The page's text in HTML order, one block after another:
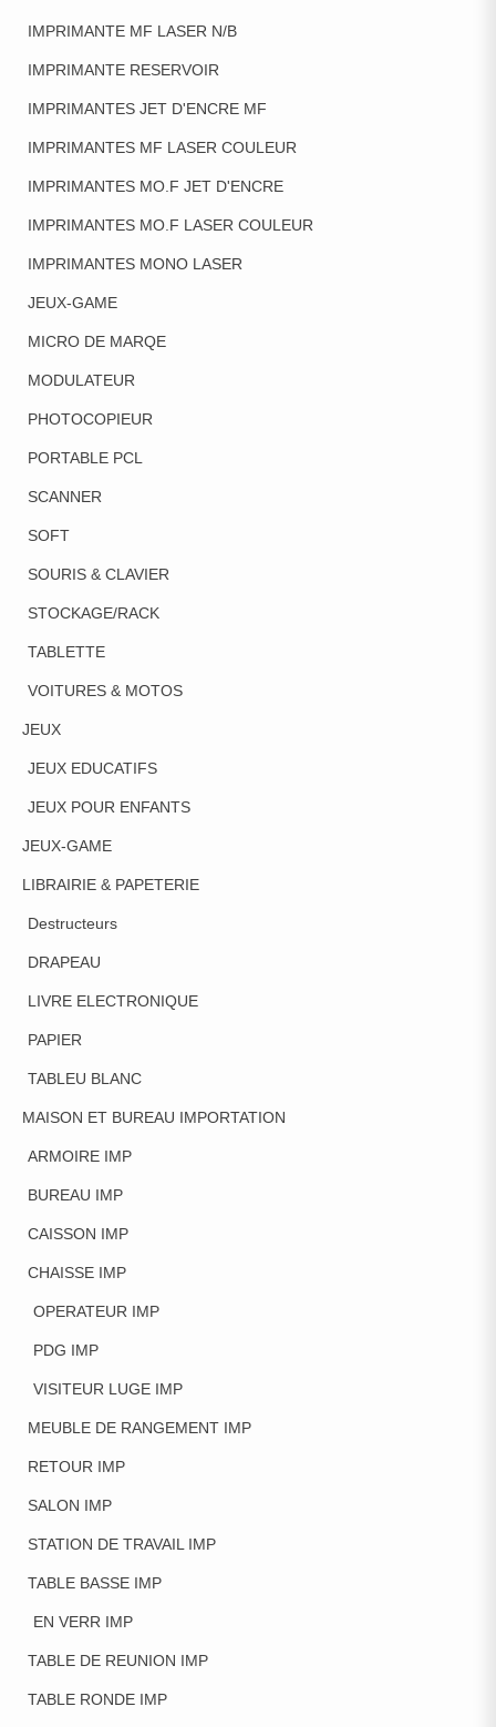
IMPRIMANTE MF LASER N/B
IMPRIMANTE RESERVOIR
IMPRIMANTES JET D'ENCRE MF
IMPRIMANTES MF LASER COULEUR
IMPRIMANTES MO.F JET D'ENCRE
IMPRIMANTES MO.F LASER COULEUR
IMPRIMANTES MONO LASER
JEUX-GAME
MICRO DE MARQE
MODULATEUR
PHOTOCOPIEUR
PORTABLE PCL
SCANNER
SOFT
SOURIS & CLAVIER
STOCKAGE/RACK
TABLETTE
VOITURES & MOTOS
JEUX
JEUX EDUCATIFS
JEUX POUR ENFANTS
JEUX-GAME
LIBRAIRIE & PAPETERIE
Destructeurs
DRAPEAU
LIVRE ELECTRONIQUE
PAPIER
TABLEU BLANC
MAISON ET BUREAU IMPORTATION
ARMOIRE IMP
BUREAU IMP
CAISSON IMP
CHAISSE IMP
OPERATEUR IMP
PDG IMP
VISITEUR LUGE IMP
MEUBLE DE RANGEMENT IMP
RETOUR IMP
SALON IMP
STATION DE TRAVAIL IMP
TABLE BASSE IMP
EN VERR IMP
TABLE DE REUNION IMP
TABLE RONDE IMP